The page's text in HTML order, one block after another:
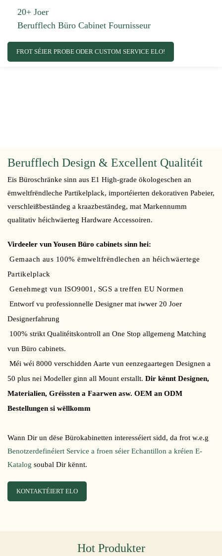
20+ Joer
Berufflech Büro Cabinet Fournisseur
FROT SÉIER PROBE ODER CUSTOM SERVICE ELO!
Berufflech Design & Excellent Qualitéit
Eis Büroschränke sinn aus E1 High-grade ökologeschen an
ëmweltfrëndleche Partikelplack, importéierten dekorativen Pabeier,
verschleißbeständeg a kraazbeständeg, mat Markennumm
qualitativ héichwäerteg Hardware Accessoiren.
Virdeeler vun Yousen Büro cabinets sinn hei:
Gemaach aus 100% ëmweltfrëndlechen an héichwäertege
Partikelplack
Genehmegt vun ISO9001, SGS a treffen EU Normen
Entworf vu professionnelle Designer mat iwwer 20 Joer
Designerfahrung
100% strikt Qualitéitskontroll an One Stop allgemeng Matching
vun Büro cabinets.
Méi wéi 8000 verschidden Aarte vun eenzegaartegen Designen a
50 plus nei Modeller ginn all Mount erstallt. Dir kënnt Designen,
Materialien, Gréissten a Faarwen asw. OEM an ODM
Bestellungen si wëllkomm
Wann Dir un dëse Bürokabinetten interesséiert sidd, da frot w.e.g
Benotzerdefinéiert Service a froen séier Echantillon a kréien E-
Katalog soubal Dir kënnt.
KONTAKTÉIERT ELO
Hot Produkter